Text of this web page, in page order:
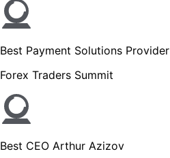
Best Payment Solutions Provider
Forex Traders Summit
Best CEO Arthur Azizov